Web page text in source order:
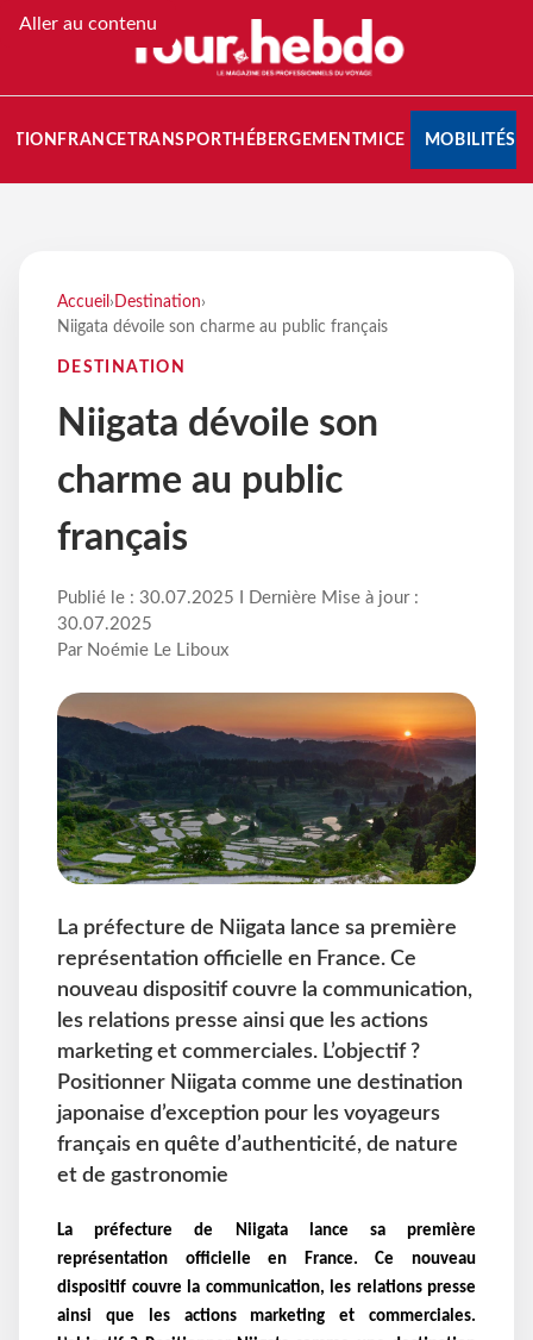
Aller au contenu
FRANCETRANSPORT HÉBERGEMENTMICE MOBILITÉS
Accueil › Destination›
Niigata dévoile son charme au public français
DESTINATION
Niigata dévoile son
charme au public
français
Publié le : 30.07.2025 I Dernière Mise à jour :
30.07.2025
Par Noémie Le Liboux
La préfecture de Niigata lance sa première
représentation officielle en France. Ce
nouveau dispositif couvre la communication,
les relations presse ainsi que les actions
marketing et commerciales. L’objectif ?
Positionner Niigata comme une destination
japonaise d’exception pour les voyageurs
français en quête d’authenticité, de nature
et de gastronomie
La préfecture de Niigata lance sa première
représentation officielle en France. Ce nouveau
dispositif couvre la communication, les relations presse
ainsi que les actions marketing et commerciales.